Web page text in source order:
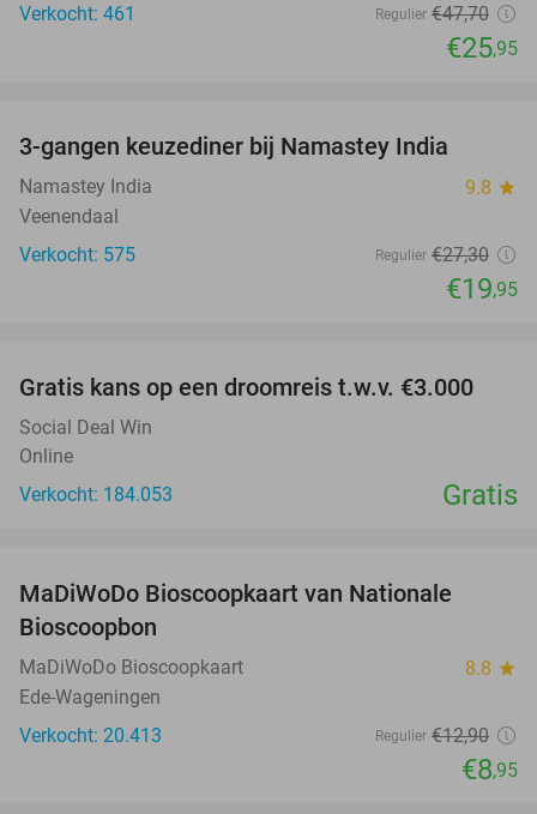
Verkocht: 461
Regulier €47,70
€25,95
3-gangen keuzediner bij Namastey India
Namastey India 9.8 star
Veenendaal
Verkocht: 575
Regulier €27,30
€19,95
Gratis kans op een droomreis t.w.v. €3.000
Social Deal Win
Online
Verkocht: 184.053
Gratis
MaDiWoDo Bioscoopkaart van Nationale
Bioscoopbon
MaDiWoDo Bioscoopkaart 8.8 star
Ede-Wageningen
Verkocht: 20.413
Regulier €12,90
€8,95